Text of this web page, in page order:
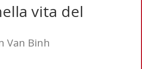
vita del
Van Binh